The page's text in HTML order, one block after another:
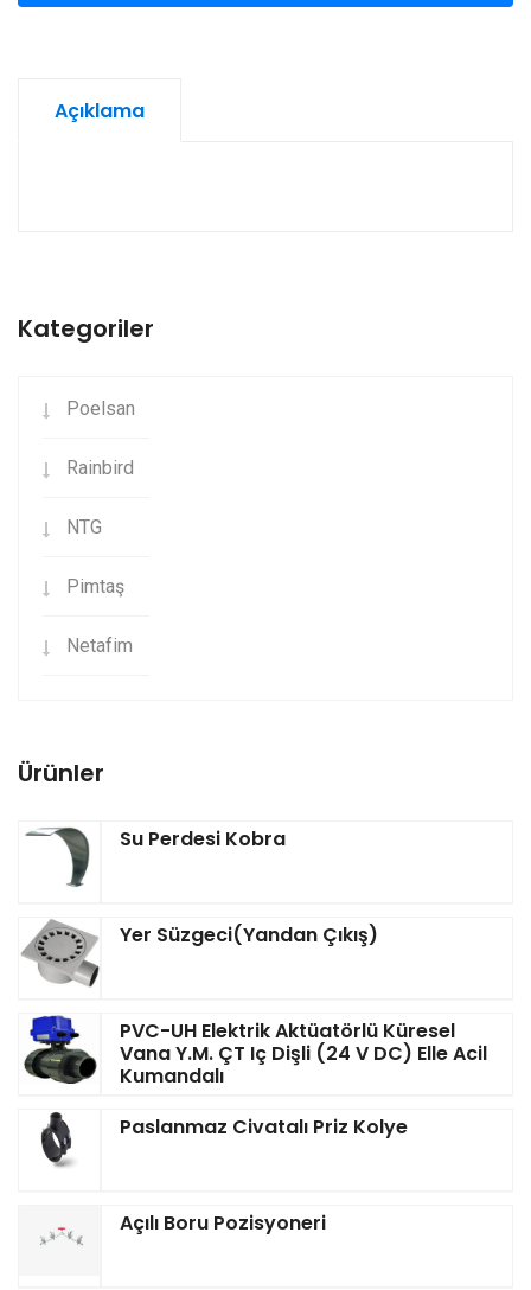
Açıklama
Kategoriler
Poelsan
Rainbird
NTG
Pimtaş
Netafim
Ürünler
Su Perdesi Kobra
Yer Süzgeci(Yandan Çıkış)
PVC-UH Elektrik Aktüatörlü Küresel
Vana Y.M. ÇT Iç Dişli (24 V DC) Elle Acil
Kumandalı
Paslanmaz Civatalı Priz Kolye
Açılı Boru Pozisyoneri